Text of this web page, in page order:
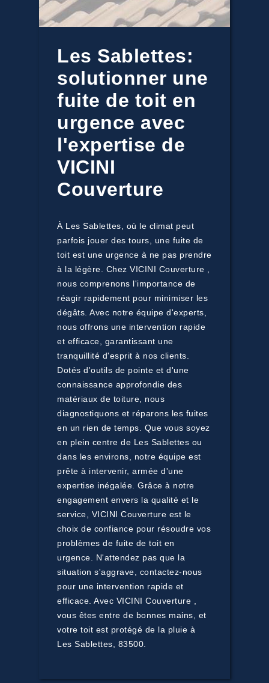
Les Sablettes:
solutionner une
fuite de toit en
urgence avec
l'expertise de
VICINI
Couverture
À Les Sablettes, où le climat peut
parfois jouer des tours, une fuite de
toit est une urgence à ne pas prendre
à la légère. Chez VICINI Couverture ,
nous comprenons l'importance de
réagir rapidement pour minimiser les
dégâts. Avec notre équipe d'experts,
nous offrons une intervention rapide
et efficace, garantissant une
tranquillité d'esprit à nos clients.
Dotés d'outils de pointe et d'une
connaissance approfondie des
matériaux de toiture, nous
diagnostiquons et réparons les fuites
en un rien de temps. Que vous soyez
en plein centre de Les Sablettes ou
dans les environs, notre équipe est
prête à intervenir, armée d'une
expertise inégalée. Grâce à notre
engagement envers la qualité et le
service, VICINI Couverture est le
choix de confiance pour résoudre vos
problèmes de fuite de toit en
urgence. N'attendez pas que la
situation s'aggrave, contactez-nous
pour une intervention rapide et
efficace. Avec VICINI Couverture ,
vous êtes entre de bonnes mains, et
votre toit est protégé de la pluie à
Les Sablettes, 83500.